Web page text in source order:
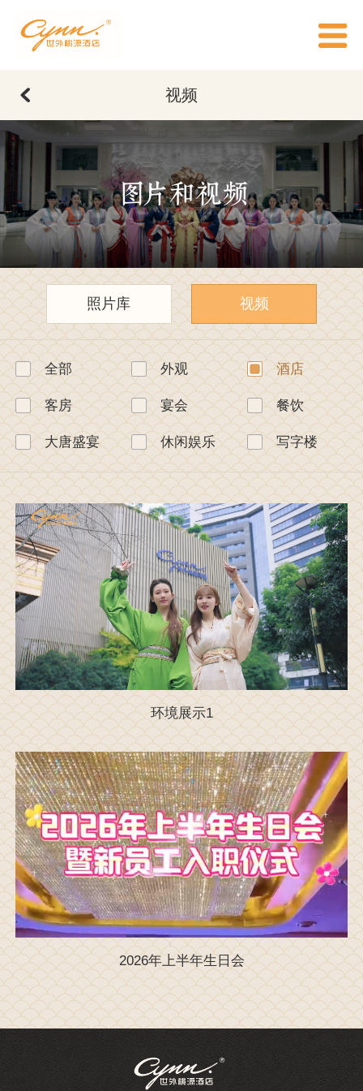
视频
图片和视频
照片库 视频
全部 外观 酒店
客房 宴会 餐饮
大唐盛宴 休闲娱乐 写字楼
环境展示1
2026年上半年生日会